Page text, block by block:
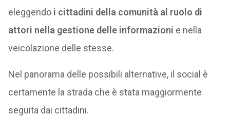
eleggendo i cittadini della comunità al ruolo di
attori nella gestione delle informazioni e nella
veicolazione delle stesse.
Nel panorama delle possibili alternative, il social è
certamente la strada che è stata maggiormente
seguita dai cittadini.